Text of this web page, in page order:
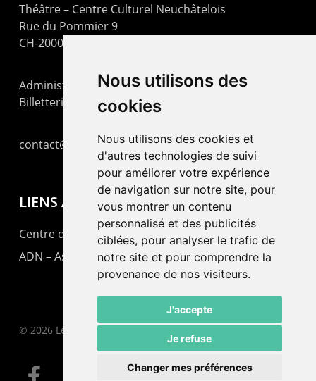
Nous utilisons des
cookies
Nous utilisons des cookies et
d'autres technologies de suivi
pour améliorer votre expérience
de navigation sur notre site, pour
vous montrer un contenu
personnalisé et des publicités
ciblées, pour analyser le trafic de
notre site et pour comprendre la
provenance de nos visiteurs.
J'accepte
Je refuse
Changer mes préférences
Théâtre – Centre Culturel Neuchâtelois
Rue du Pommier 9
CH-2000 Neuchâtel
Administration : +41 32 725 03 03
Billetterie : +41 32 725 05 05
contact@lepommier.ch
LIENS AMIS
Centre de culture ABC
ADN – Association Danse Neuchâtel
© 2026 Le Pommier.
facebook email